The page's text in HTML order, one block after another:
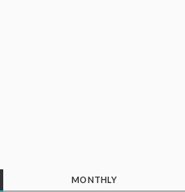
MONTHLY